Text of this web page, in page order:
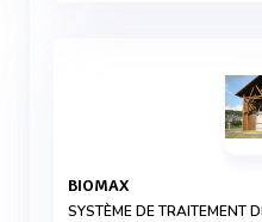
BIOMAX
SYSTÈME DE TRAITEMENT